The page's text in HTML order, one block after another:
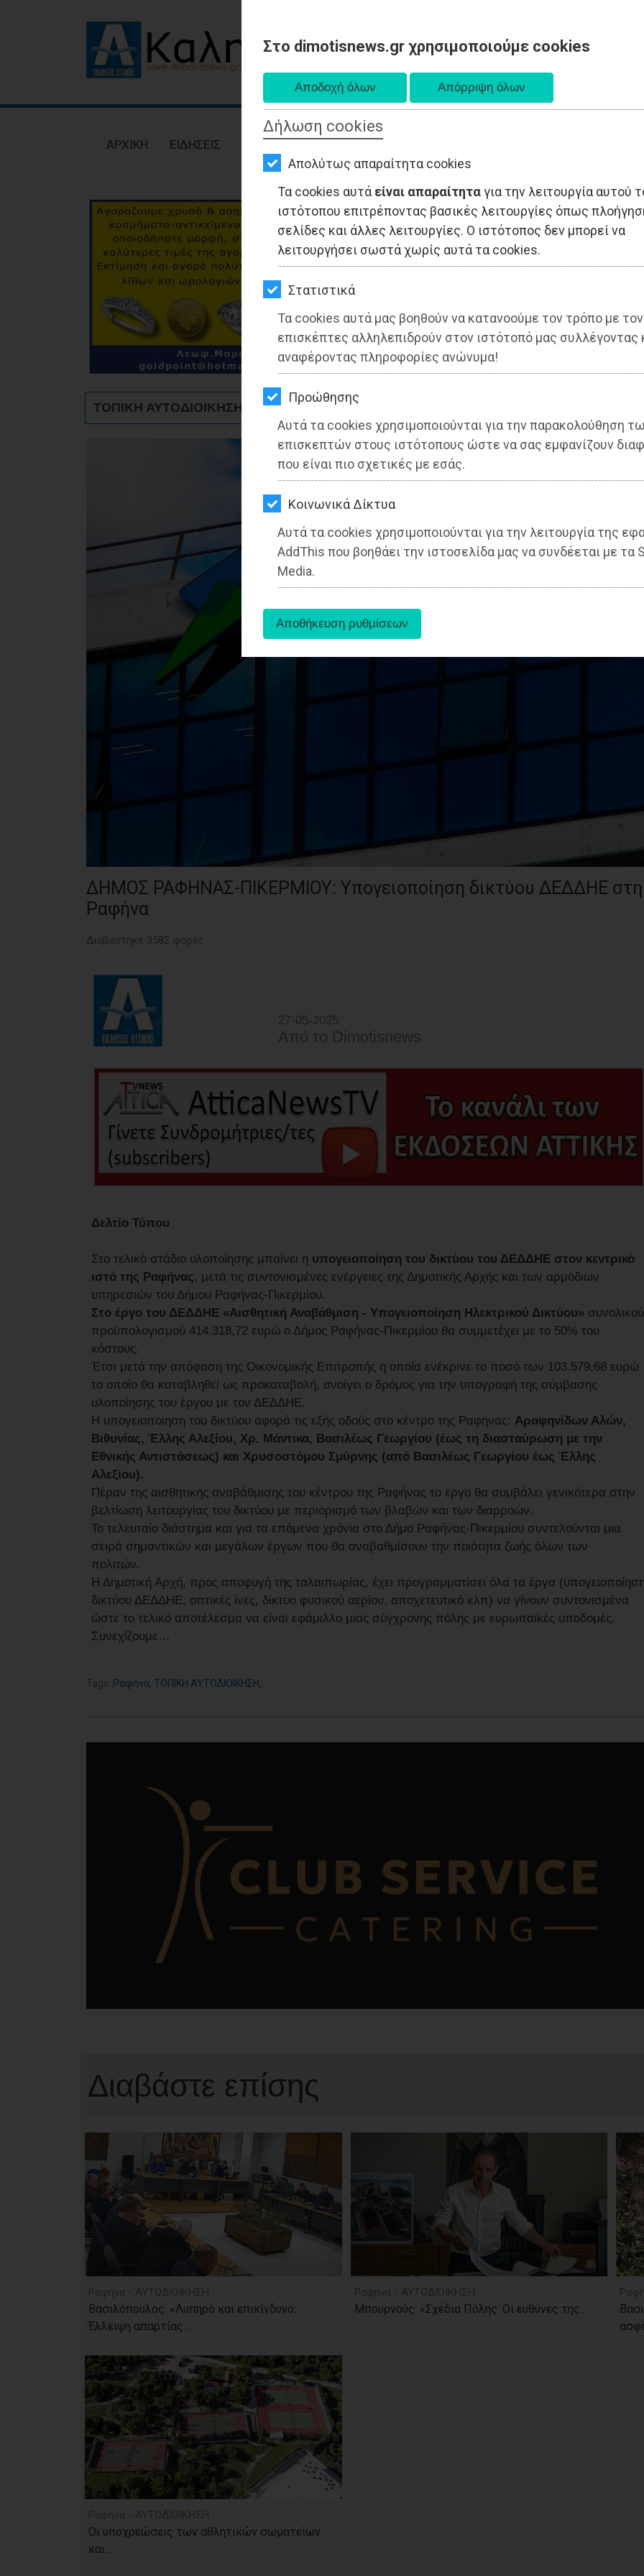
Στο dimotisnews.gr χρησιμοποιούμε cookies
Δήλωση cookies
Απολύτως απαραίτητα cookies
Τα cookies αυτά είναι απαραίτηταγια την λειτουργία αυτού
ιστότοπου επιτρέποντας βασικές λειτουργίες όπως
σελίδες και άλλες λειτουργίες. Ο ιστότοπος δεν μπορεί να
λειτουργήσει σωστά χωρίς αυτά τα cookies.
Στατιστικά
Τα cookies αυτά μας βοηθούν να κατανοούμε τον τρόπο με τον
επισκέπτες αλληλεπιδρούν στον ιστότοπό μας συλλέγοντας
αναφέροντας πληροφορίες ανώνυμα!
Προώθησης
Αυτά τα cookies χρησιμοποιούνται για την παρακολούθηση
επισκεπτών στους ιστότοπους ώστε να σας εμφανίζουν
που είναι πιο σχετικές με εσάς.
Kοινωνικά Δίκτυα
Αυτά τα cookies χρησιμοποιούνται για την λειτουργία της
AddThis που βοηθάει την ιστοσελίδα μας να συνδέεται με τα
Media.
ΕΙΔΗΣΕΙΣ
ΟΙΚΟΝΟΜΙΑ
ΑΘΛΗΤΙΣΜΟΣ
ΠΟΛΙΤΙΣΜΟΣ
LIFESTYLE
ΑΓΟΡΑΣ
AΡΧΙΚΗ ΕΙΔΗΣΕΙΣ
ΤΟΠΙΚΗ ΑΥΤΟΔΙΟΙΚΗΣΗ - Ραφήνα
ΔΗΜΟΣ ΡΑΦΗΝΑΣ-ΠΙΚΕΡΜΙΟΥ: Υπογειοποίηση δικτύου ΔΕΔΔΗΕ στη
Ραφήνα
Διαβάστηκε 3582 φορές
27-05-2025
Από τo Dimotisnews
Δελτίο Τύπου
Στο τελικό στάδιο υλοποίησης μπαίνει η υπογειοποίηση του δικτύου του ΔΕΔΔΗΕ στον κεντρικό
ιστό της Ραφήνας , μετά τις συντονισμένες ενέργειες της Δημοτικής Αρχής και των αρμόδιων
υπηρεσιών του Δήμου Ραφήνας-Πικερμίου.
Στο έργο του ΔΕΔΔΗΕ «Αισθητική Αναβάθμιση - Υπογειοποίηση Ηλεκτρικού Δικτύου» συνολικού
προϋπολογισμού 414.318,72 ευρώ ο Δήμος Ραφήνας-Πικερμίου θα συμμετέχει με το 50% του
κόστους.
Έτσι μετά την απόφαση της Οικονομικής Επιτροπής η οποία ενέκρινε το ποσό των 103.579,68 ευρώ
το οποίο θα καταβληθεί ως προκαταβολή, ανοίγει ο δρόμος για την υπογραφή της σύμβασης
υλοποίησης του έργου με τον ΔΕΔΔΗΕ.
Η υπογειοποίηση του δικτύου αφορά τις εξής οδούς στο κέντρο της Ραφήνας: Αραφηνίδων Αλών,
Βιθυνίας, Έλλης Αλεξίου, Χρ. Μάντικα, Βασιλέως Γεωργίου (έως τη διασταύρωση με την
Εθνικής Αντιστάσεως) και Χρυσοστόμου Σμύρνης (από Βασιλέως Γεωργίου έως Έλλης
Αλεξίου).
Πέραν της αισθητικής αναβάθμισης του κέντρου της Ραφήνας το έργο θα συμβάλει γενικότερα στην
βελτίωση λειτουργίας του δικτύου με περιορισμό των βλαβών και των διαρροών.
Το τελευταίο διάστημα και για τα επόμενα χρόνια στο Δήμο Ραφήνας-Πικερμίου συντελούνται μια
σειρά σημαντικών και μεγάλων έργων που θα αναβαθμίσουν την ποιότητα ζωής όλων των
πολιτών.
Η Δημοτική Αρχή, προς αποφυγή της ταλαιπωρίας, έχει προγραμματίσει όλα τα έργα
δικτύου ΔΕΔΔΗΕ, οπτικές ίνες, δίκτυο φυσικού αερίου, αποχετευτικό κλπ) να γίνουν συντονισμένα
ώστε το τελικό αποτέλεσμα να είναι εφάμιλλο μιας σύγχρονης πόλης με ευρωπαϊκές υποδομές.
Συνεχίζουμε…
Tags: Ραφήνα, ΤΟΠΙΚΗ ΑΥΤΟΔΙΟΙΚΗΣΗ,
Διαβάστε επίσης
Βασιλόπουλος: «Λυπηρό και επικίνδυνο:
Έλλειψη απαρτίας...
Μπουρνούς: «Σχέδια Πόλης: Οι ευθύνες της...
Οι υποχρεώσεις των αθλητικών σωματείων
και...